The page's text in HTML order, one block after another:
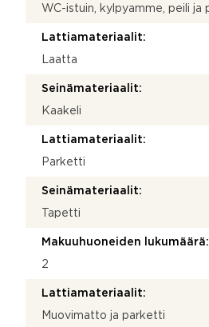
WC-istuin, kylpyamme, peili ja
Lattiamateriaalit:
Laatta
Seinämateriaalit:
Kaakeli
Lattiamateriaalit:
Parketti
Seinämateriaalit:
Tapetti
Makuuhuoneiden lukumäärä:
2
Lattiamateriaalit:
Muovimatto ja parketti